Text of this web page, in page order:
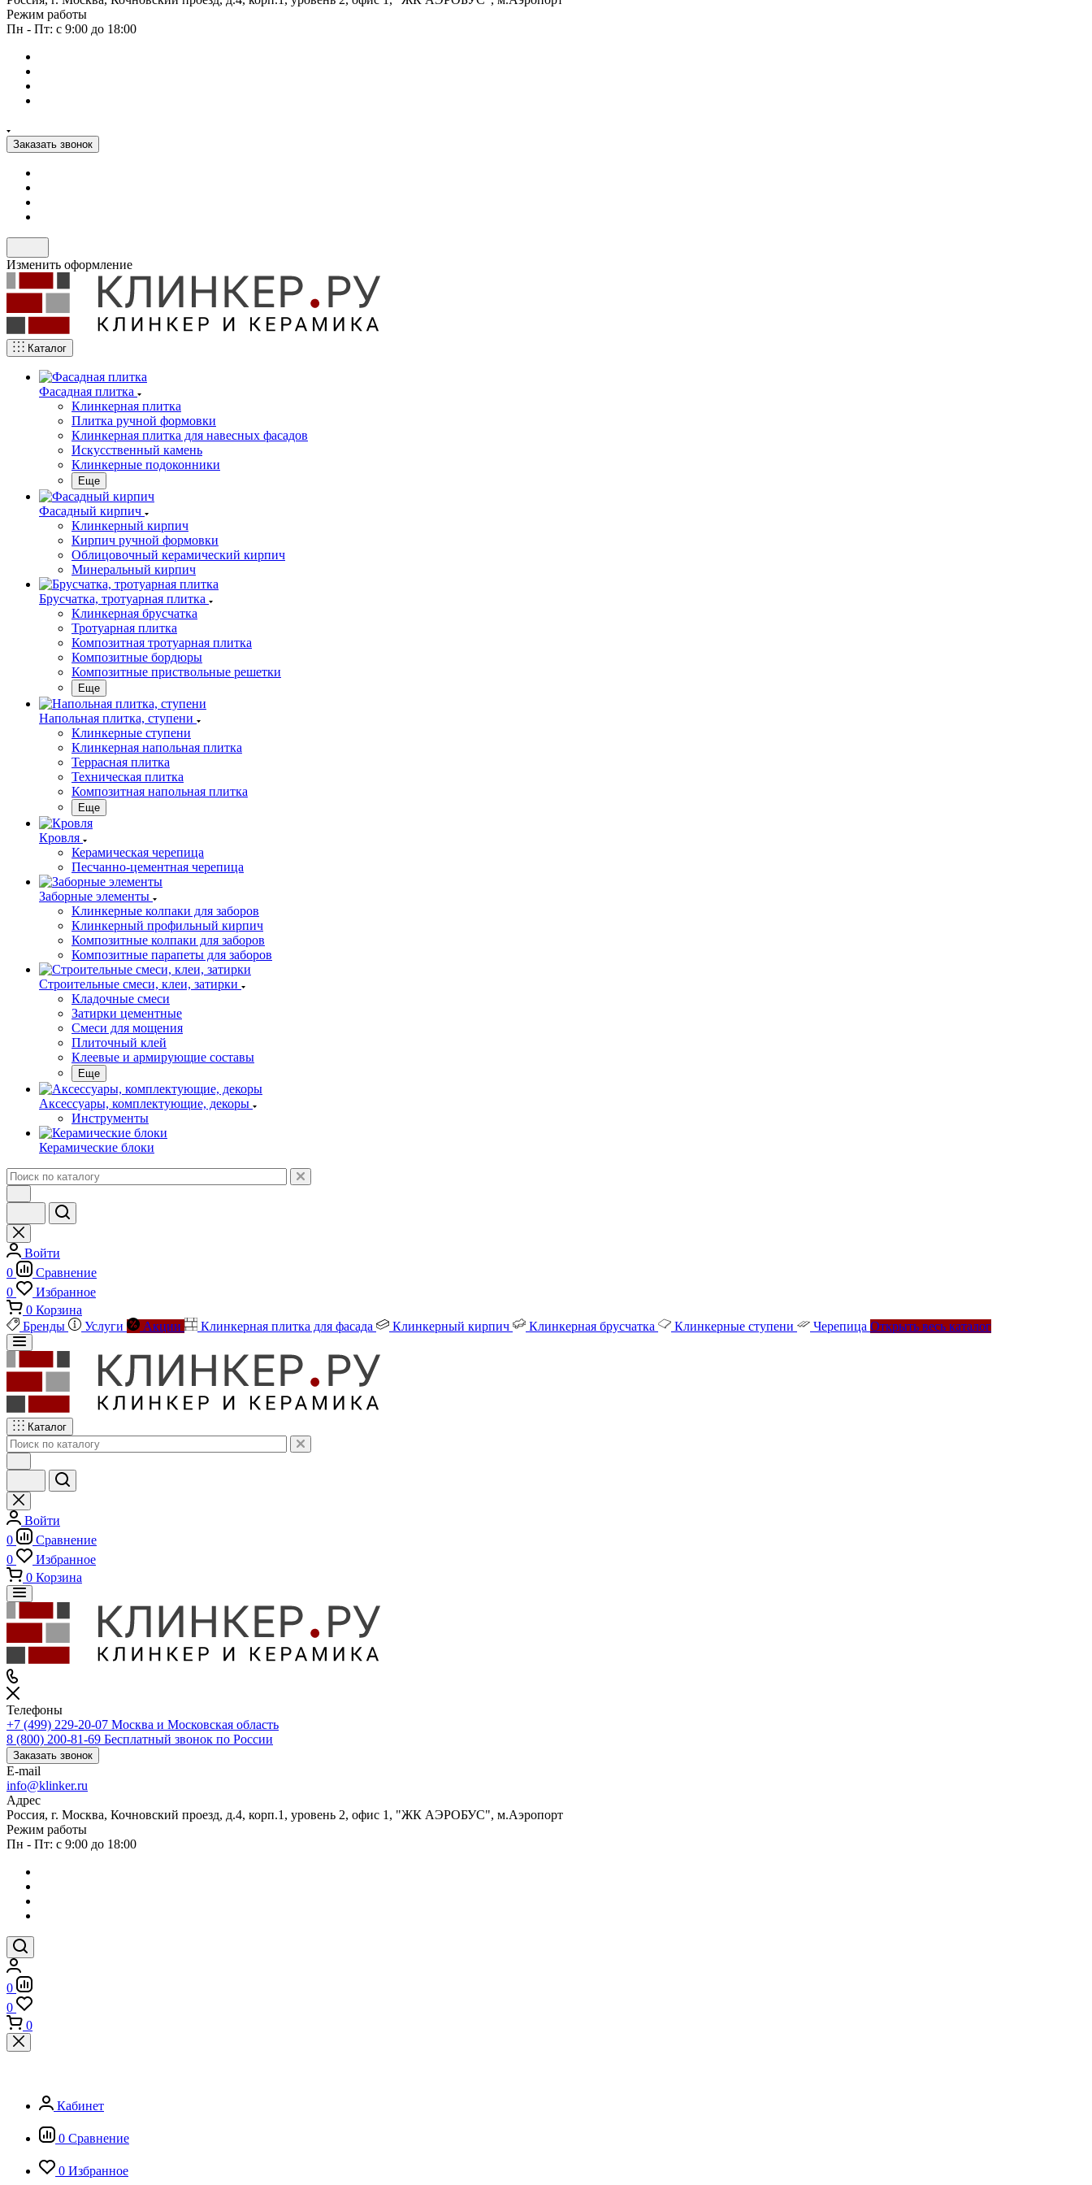
Режим работы
Пн - Пт: с 9:00 до 18:00
Заказать звонок
Изменить оформление
Каталог
Фасадная плитка
Клинкерная плитка
Плитка ручной формовки
Клинкерная плитка для навесных фасадов
Искусственный камень
Клинкерные подоконники
Еще
Фасадный кирпич
Клинкерный кирпич
Кирпич ручной формовки
Облицовочный керамический кирпич
Минеральный кирпич
Брусчатка, тротуарная плитка
Клинкерная брусчатка
Тротуарная плитка
Композитная тротуарная плитка
Композитные бордюры
Композитные приствольные решетки
Еще
Напольная плитка, ступени
Клинкерные ступени
Клинкерная напольная плитка
Террасная плитка
Техническая плитка
Композитная напольная плитка
Еще
Кровля
Керамическая черепица
Песчанно-цементная черепица
Заборные элементы
Клинкерные колпаки для заборов
Клинкерный профильный кирпич
Композитные колпаки для заборов
Композитные парапеты для заборов
Строительные смеси, клеи, затирки
Кладочные смеси
Затирки цементные
Смеси для мощения
Плиточный клей
Клеевые и армирующие составы
Еще
Аксессуары, комплектующие, декоры
Инструменты
Керамические блоки
Войти
0
Сравнение
0
Избранное
0 Корзина
Бренды
Услуги Акции Клинкерная плитка для фасада Клинкерный кирпич Клинкерная брусчатка Клинкерные ступени Черепица Открыть весь каталог
Каталог
Войти
0
Сравнение
0
Избранное
0 Корзина
Телефоны
+7 (499) 229-20-07 Москва и Московская область
8 (800) 200-81-69 Бесплатный звонок по России
Заказать звонок
E-mail
info@klinker.ru
Адрес
Россия, г. Москва, Кочновский проезд, д.4, корп.1, уровень 2, офис 1, "ЖК АЭРОБУС", м.Аэропорт
Режим работы
Пн - Пт: с 9:00 до 18:00
0
0
0
Кабинет
0 Сравнение
0 Избранное